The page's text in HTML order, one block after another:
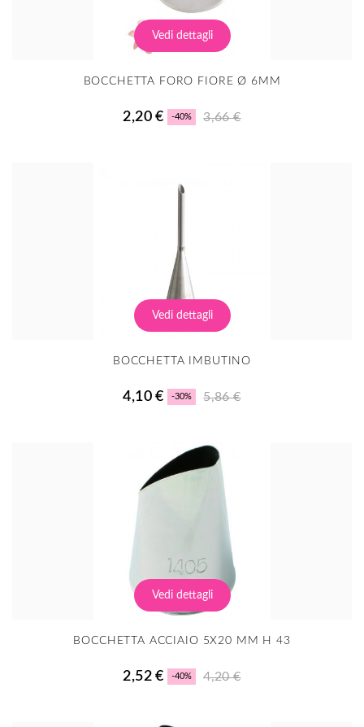
Vedi dettagli
BOCCHETTA FORO FIORE Ø 6MM
2,20 € -40% 3,66 €
Vedi dettagli
BOCCHETTA IMBUTINO
4,10 € -30% 5,86 €
Vedi dettagli
BOCCHETTA ACCIAIO 5X20 MM H 43
2,52 € -40% 4,20 €